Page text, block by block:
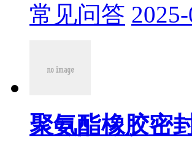
常见问答
聚氨酯橡胶密